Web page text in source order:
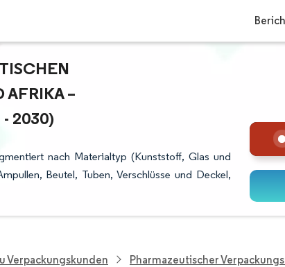
V
– W
2030)
nach Materialtyp (Kunststoff, Glas und
Beutel, Tuben, Verschlüsse und Deckel,
Verpackungskunden Pharmazeutischer